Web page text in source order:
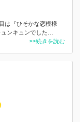
は『ひそかな恋模様
ンキュンでした…
>>続きを読む